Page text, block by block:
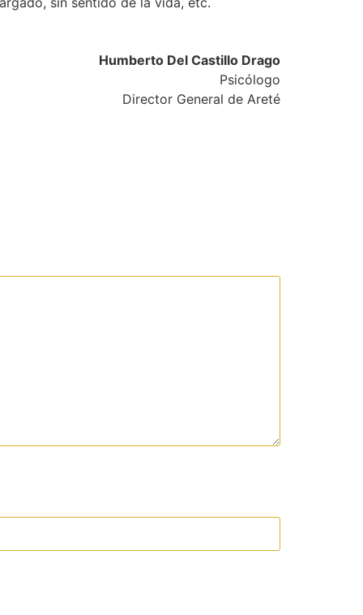
Humberto Del Castillo Drago
Psicólogo
Director General de Areté